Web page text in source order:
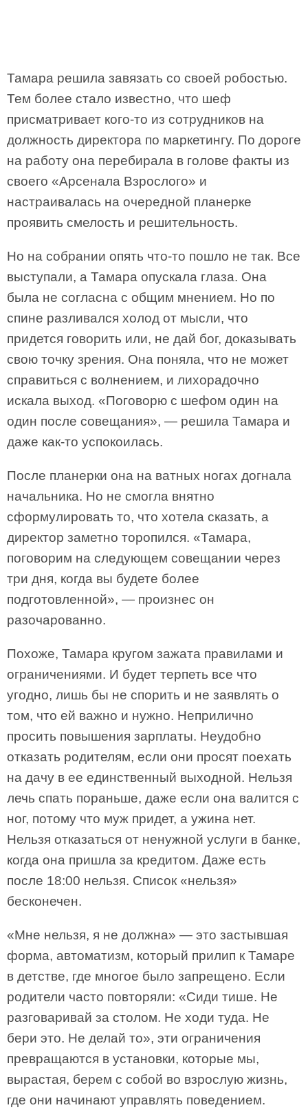
Тамара решила завязать со своей робостью.
Тем более стало известно, что шеф
присматривает кого-то из сотрудников на
должность директора по маркетингу. По дороге
на работу она перебирала в голове факты из
своего «Арсенала Взрослого» и
настраивалась на очередной планерке
проявить смелость и решительность.
Но на собрании опять что-то пошло не так. Все
выступали, а Тамара опускала глаза. Она
была не согласна с общим мнением. Но по
спине разливался холод от мысли, что
придется говорить или, не дай бог, доказывать
свою точку зрения. Она поняла, что не может
справиться с волнением, и лихорадочно
искала выход. «Поговорю с шефом один на
один после совещания», — решила Тамара и
даже как-то успокоилась.
После планерки она на ватных ногах догнала
начальника. Но не смогла внятно
сформулировать то, что хотела сказать, а
директор заметно торопился. «Тамара,
поговорим на следующем совещании через
три дня, когда вы будете более
подготовленной», — произнес он
разочарованно.
Похоже, Тамара кругом зажата правилами и
ограничениями. И будет терпеть все что
угодно, лишь бы не спорить и не заявлять о
том, что ей важно и нужно. Неприлично
просить повышения зарплаты. Неудобно
отказать родителям, если они просят поехать
на дачу в ее единственный выходной. Нельзя
лечь спать пораньше, даже если она валится с
ног, потому что муж придет, а ужина нет.
Нельзя отказаться от ненужной услуги в банке,
когда она пришла за кредитом. Даже есть
после 18:00 нельзя. Список «нельзя»
бесконечен.
«Мне нельзя, я не должна» — это застывшая
форма, автоматизм, который прилип к Тамаре
в детстве, где многое было запрещено. Если
родители часто повторяли: «Сиди тише. Не
разговаривай за столом. Не ходи туда. Не
бери это. Не делай то», эти ограничения
превращаются в установки, которые мы,
вырастая, берем с собой во взрослую жизнь,
где они начинают управлять поведением.